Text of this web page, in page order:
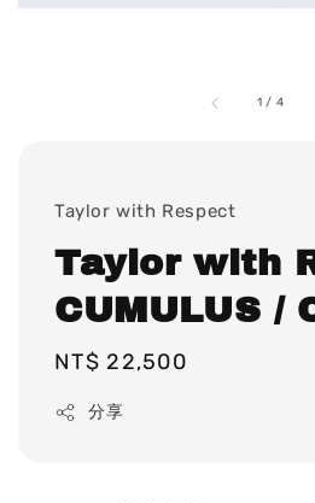
1 / 4
Taylor with Respect
Taylor with
CUMULUS /
Regular
NT$ 22,500
分享